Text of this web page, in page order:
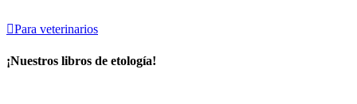
Para veterinarios
¡Nuestros libros de etología!